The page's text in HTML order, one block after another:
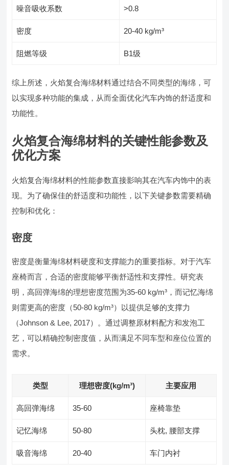
噪音吸收系数 >0.8
密度 20-40 kg/m³
阻燃等级 B1级
综上所述，火焰复合海绵材料通过结合不同类型的海绵，可
以实现多种功能的集成，从而全面优化汽车内饰的舒适度和
功能性。
火焰复合海绵材料的关键性能参数及
优化方案
火焰复合海绵材料的性能参数直接影响其在汽车内饰中的表
现。为了确保佳的舒适度和功能性，以下关键参数需要精确
控制和优化：
密度
密度是衡量海绵材料硬度和支撑能力的重要指标。对于汽车
座椅而言，合适的密度能够平衡舒适性和支撑性。研究表
明，高回弹海绵的理想密度范围为35-60 kg/m³，而记忆海绵
则需更高的密度（50-80 kg/m³）以提供足够的支撑力
（Johnson & Lee, 2017）。通过调整原材料配方和发泡工
艺，可以精确控制密度值，从而满足不同车型和座位位置的
需求。
类型 理想密度(kg/m³) 主要应用
高回弹海绵 35-60 座椅靠垫
记忆海绵 50-80 头枕, 腰部支撑
吸音海绵 20-40 车门内衬